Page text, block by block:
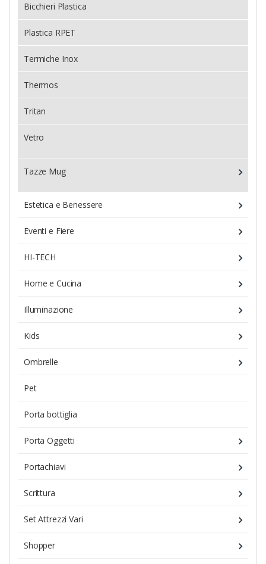
Bicchieri Plastica
Plastica RPET
Termiche Inox
Thermos
Tritan
Vetro
Tazze Mug
Estetica e Benessere
Eventi e Fiere
HI-TECH
Home e Cucina
Illuminazione
Kids
Ombrelle
Pet
Porta bottiglia
Porta Oggetti
Portachiavi
Scrittura
Set Attrezzi Vari
Shopper